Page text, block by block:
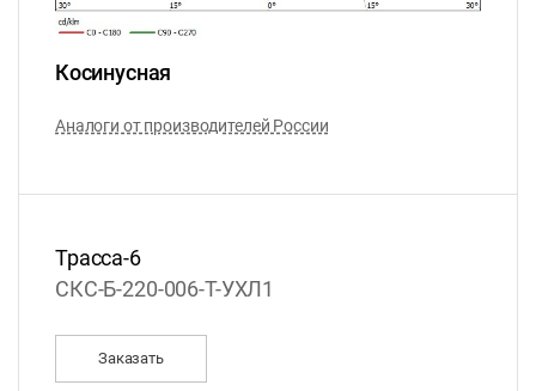
Косинусная
Аналоги от производителей России
Трасса-6
СКС-Б-220-006-T-УХЛ1
Заказать